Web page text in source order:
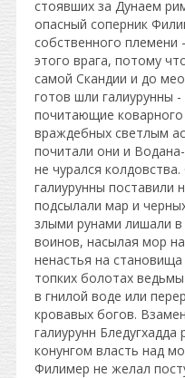
стоявших за Дунаем
опасный соперник
собственного
этого врага, потому
самой Скандии и до
готов шли галиурунны
почитающие
враждебных светлым
почитали они и
не чурался
галиурунны поставили
подсылали мар и
злыми рунами лишали
воинов, насылая мор
ненастья на становища
топких болотах
в гнилой воде или
кровавых богов.
галиурунн
конунгом власть над
Филимер не желал